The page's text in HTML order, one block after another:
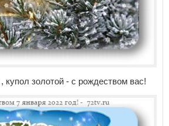
купол золотой - с рождеством вас!